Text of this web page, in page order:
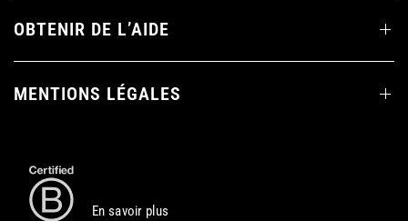
OBTENIR DE L’AIDE
MENTIONS LÉGALES
En savoir plus